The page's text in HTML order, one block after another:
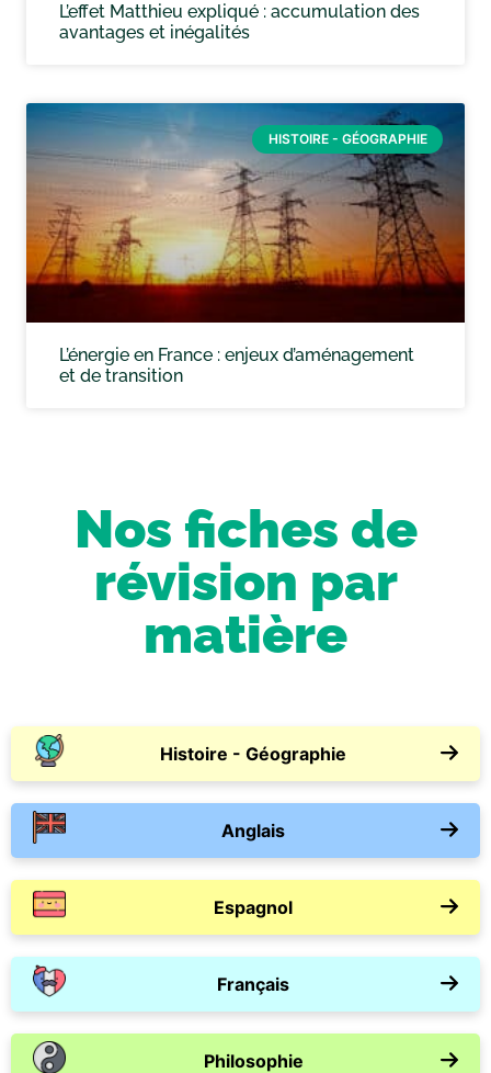
L’effet Matthieu expliqué : accumulation des
avantages et inégalités
HISTOIRE - GÉOGRAPHIE
L’énergie en France : enjeux d’aménagement
et de transition
Nos fiches de
révision par
matière
Histoire - Géographie
Anglais
Espagnol
Français
Philosophie